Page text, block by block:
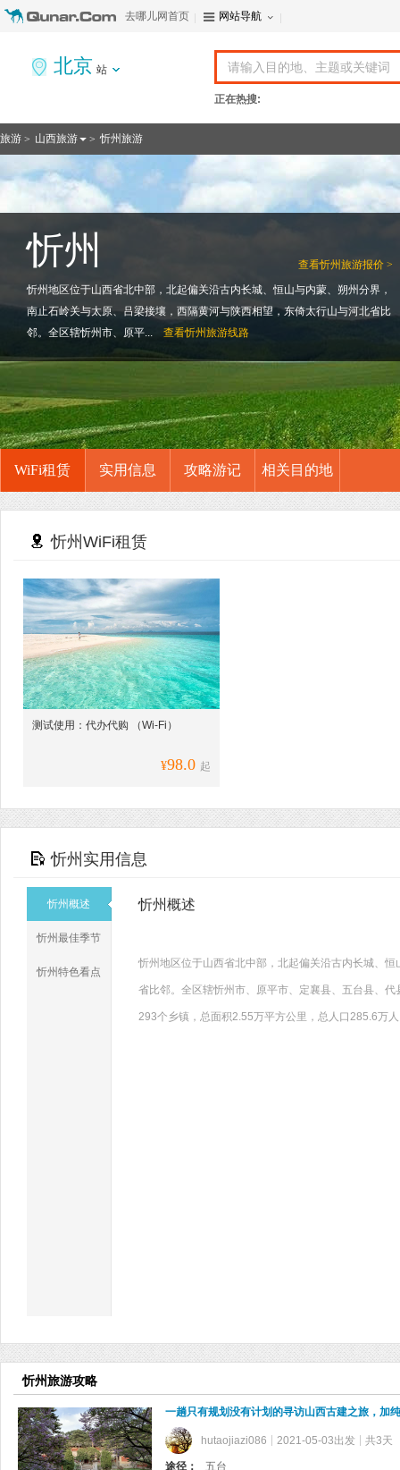
去哪儿网首页 网站导航
北京 站
正在热搜:
旅游 > 山西旅游 > 忻州旅游
查看忻州旅游报价 >
忻州
忻州地区位于山西省北中部，北起偏关沿古内长城、恒山与内蒙、朔州分界，
南止石岭关与太原、吕梁接壤，西隔黄河与陕西相望，东倚太行山与河北省比
邻。全区辖忻州市、原平...
查看忻州旅游线路
WiFi租赁 实用信息 攻略游记 相关目的地
忻州WiFi租赁
测试使用：代办代购 （Wi-Fi）
¥98.0 起
忻州实用信息
忻州概述
忻州最佳季节
忻州特色看点
忻州概述
忻州地区位于山西省北中部，北起偏关沿古内长城、
省比邻。全区辖忻州市、原平市、定襄县、五台县、
293个乡镇，总面积2.55万平方公里，总人口285.6万
忻州旅游攻略
一趟只有规划没有计划的寻访山西古建之旅，加
hutaojiazi086 2021-05-03出发 共3天
途径：
五台